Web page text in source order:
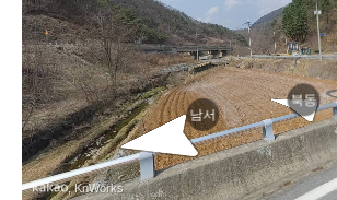
남서
북동
, KnWorks